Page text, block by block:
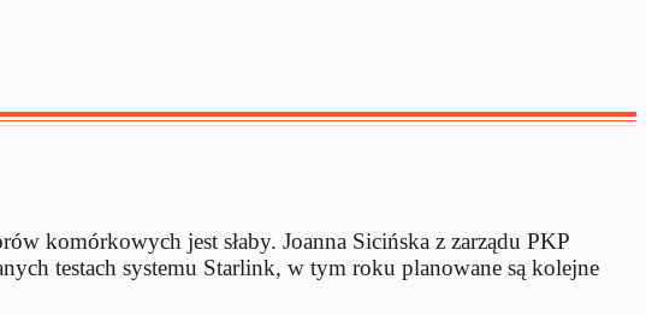
komórkowych jest słaby. Joanna Sicińska z zarządu PKP
testach systemu Starlink, w tym roku planowane są kolejne